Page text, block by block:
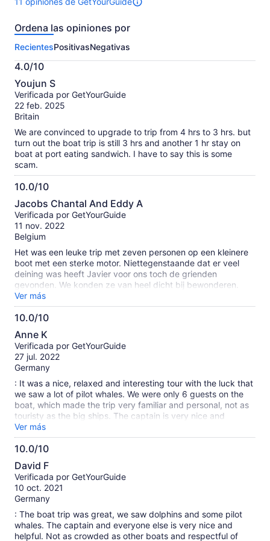
11
sobre
actividad.
Más
información
sobre
las
opiniones
verificadas
Ordena las opiniones por
RecientesPositivasNegativas
4.0/10
4.0
de
10
Youjun S
Verificada por GetYourGuide
22 feb. 2025
Britain
We are convinced to upgrade to trip from 4 hrs to 3 hrs. but
turn out the boat trip is still 3 hrs and another 1 hr stay on
boat at port eating sandwich. I have to say this is some
scam.
10.0/10
10.0
de
10
Jacobs Chantal And Eddy A
Verificada por GetYourGuide
11 nov. 2022
Belgium
Het was een leuke trip met zeven personen op een kleinere
boot met een sterke motor. Niettegenstaande dat er veel
deining was heeft Javier voor ons toch de grienden
gevonden. We konden ze van heel dicht bij bewonderen.
Javier heeft ons nog veel meer verteld over de
onderwaterwereld terwijl we een lekker broodje gekregen
hebben. Door de deining hebben we geen andere vissen
kliffen van San Juan. Het was een leuke ervaring!
Ver más
10.0/10
10.0
de
10
Anne K
Verificada por GetYourGuide
27 jul. 2022
Germany
: It was a nice, relaxed and interesting tour with the luck that
we saw a lot of pilot whales. We were only 6 guests on the
boat, which made the trip very familiar and personal, not as
touristy as the big ships. The captain is very nice and
explains a lot about the animals that you saw and that live
there. You can also take a nice break at sea, not far from a
small reef where you can snorkel and swim. Drinks and
ingredients. Overall we loved the tour. A little tip: if you want
to sit in the front of the boat, you have a great view, but you
also get wet quickly. Therefore: Put on your bathing suit
beforehand. And the swell is generally strong, so don't have
too sensitive a stomach. But that certainly applies to all boat
trips here in the region ;-).
Ver más
10.0/10
10.0
de
10
David F
Verificada por GetYourGuide
10 oct. 2021
Germany
: The boat trip was great, we saw dolphins and some pilot
whales. The captain and everyone else is very nice and
helpful. Not as crowded as other boats and respectful of